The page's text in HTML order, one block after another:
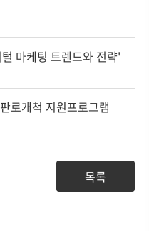
마케팅 트렌드와 전략'
로개척 지원프로그램
목록